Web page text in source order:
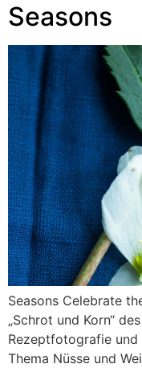
Seasons
Seasons Celebrate
„Schrot und Korn“
Rezeptfotografie
Thema Nüsse und